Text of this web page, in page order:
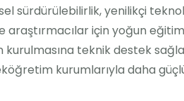
sürdürülebilirlik, yenilikçi
araştırmacılar için yoğun
kurulmasına teknik destek
kurumlarıyla daha